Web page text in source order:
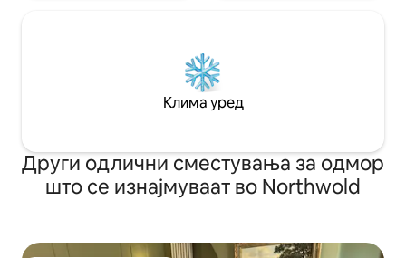
Клима уред
Други одлични сместувања за одмор
што се изнајмуваат во Northwold